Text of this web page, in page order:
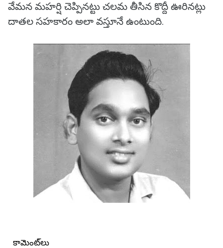
వేమన మహర్షి చెప్పినట్టు చలమ తీసిన కొద్దీ ఊరినట్లు
దాతల సహకారం అలా వస్తూనే ఉంటుంది.
కామెంట్‌లు